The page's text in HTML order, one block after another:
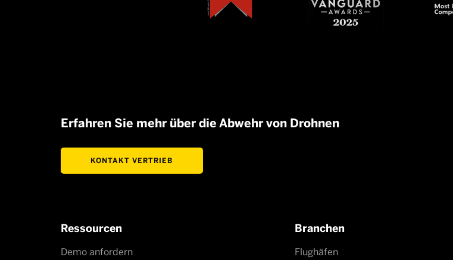
Erfahren Sie mehr über die Abwehr von Drohnen
KONTAKT VERTRIEB
Ressourcen
Demo anfordern
Branchen
Flughäfen